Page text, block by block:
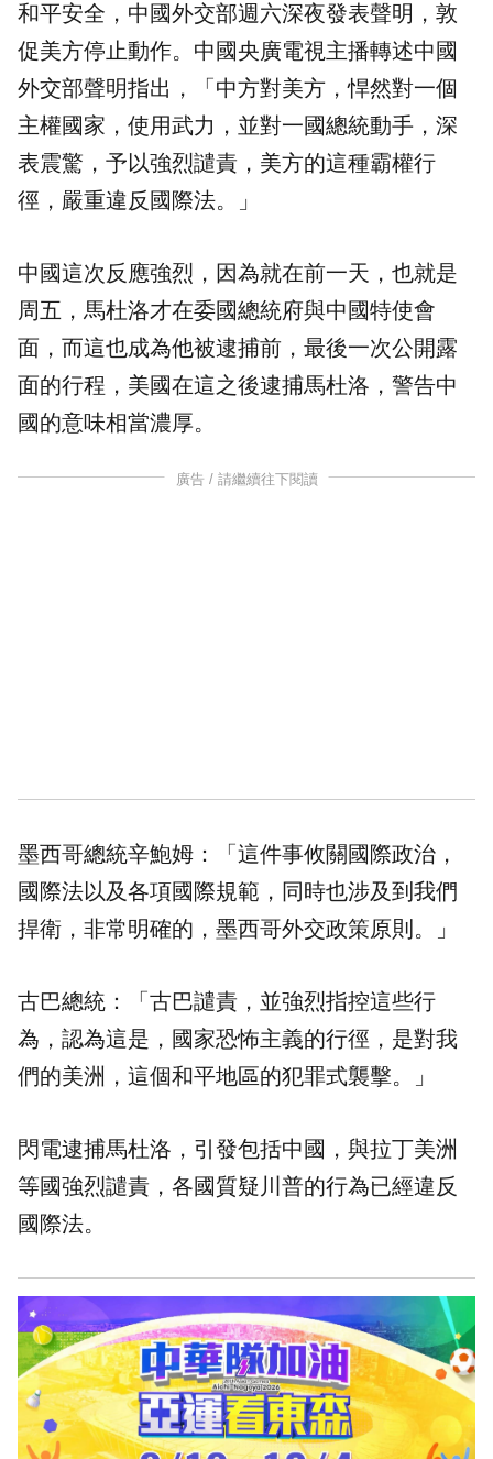
和平安全，中國外交部週六深夜發表聲明，敦
促美方停止動作。中國央廣電視主播轉述中國
外交部聲明指出，「中方對美方，悍然對一個
主權國家，使用武力，並對一國總統動手，深
表震驚，予以強烈譴責，美方的這種霸權行
徑，嚴重違反國際法。」
中國這次反應強烈，因為就在前一天，也就是
周五，馬杜洛才在委國總統府與中國特使會
面，而這也成為他被逮捕前，最後一次公開露
面的行程，美國在這之後逮捕馬杜洛，警告中
國的意味相當濃厚。
廣告 / 請繼續往下閱讀
墨西哥總統辛鮑姆：「這件事攸關國際政治，
國際法以及各項國際規範，同時也涉及到我們
捍衛，非常明確的，墨西哥外交政策原則。」
古巴總統：「古巴譴責，並強烈指控這些行
為，認為這是，國家恐怖主義的行徑，是對我
們的美洲，這個和平地區的犯罪式襲擊。」
閃電逮捕馬杜洛，引發包括中國，與拉丁美洲
等國強烈譴責，各國質疑川普的行為已經違反
國際法。